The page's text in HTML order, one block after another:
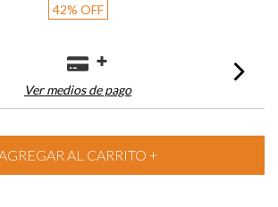
42% OFF
Ver medios de pago